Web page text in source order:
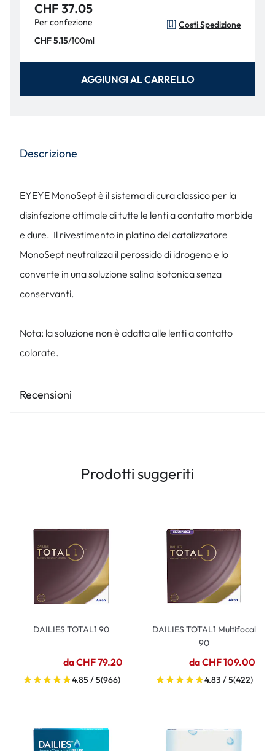
CHF 37.05
Per confezione
CHF 5.15/100ml
Costi Spedizione
AGGIUNGI AL CARRELLO
Descrizione
EYEYE MonoSept è il sistema di cura classico per la
disinfezione ottimale di tutte le lenti a contatto morbide
e dure. Il rivestimento in platino del catalizzatore
MonoSept neutralizza il perossido di idrogeno e lo
converte in una soluzione salina isotonica senza
conservanti.
Nota: la soluzione non è adatta alle lenti a contatto
colorate.
Recensioni
Prodotti suggeriti
DAILIES TOTAL1 90
da CHF 79.20
4.85 / 5(966)
DAILIES TOTAL1 Multifocal
90
da CHF 109.00
4.83 / 5(422)